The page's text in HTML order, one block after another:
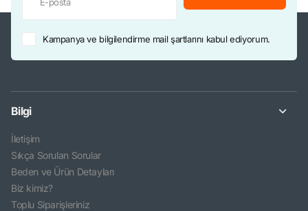
Kampanya ve bilgilendirme mail şartlarını kabul ediyorum.
Bilgi
İletişim
Sıkça Sorulan Sorular
Beden ve Ürün Detayları
Biz kimiz?
Toplu Siparişleriniz